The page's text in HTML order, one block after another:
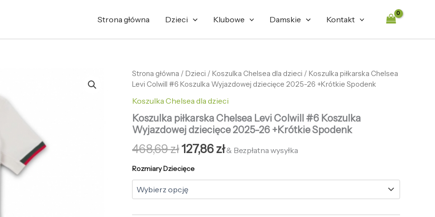
Strona główna Dzieci Klubowe Damskie Kontakt
Strona główna / Dzieci / Koszulka Chelsea dla dzieci / Koszulka piłkarska Chelsea
Levi Colwill #6 Koszulka Wyjazdowej dziecięce 2025-26 +Krótkie Spodenk
Koszulka Chelsea dla dzieci
Koszulka piłkarska Chelsea Levi Colwill #6 Koszulka
Wyjazdowej dziecięce 2025-26 +Krótkie Spodenk
468,69zł
Pierwotna
wynosiła:
468,69 zł.
127,86 zł
Aktualna
wynosi:
127,86 zł.
& Bezpłatna wysyłka
Rozmiary Dziecięce
ilość
Koszulka
Chelsea
Colwill
#6
Wyjazdowej
2025-
26
+Krótkie
Spodenk